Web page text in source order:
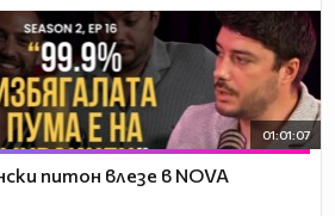
01:01:07
питон влезе в NOVA